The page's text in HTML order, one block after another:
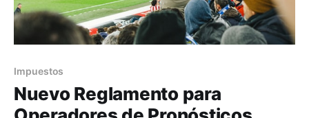
Impuestos
Nuevo Reglamento para